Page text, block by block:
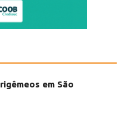
em São